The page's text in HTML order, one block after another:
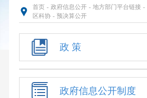
首页 - 政府信息公开 - 地方部门平台链接 -
区科协 - 预决算公开
政 策
政府信息公开制度